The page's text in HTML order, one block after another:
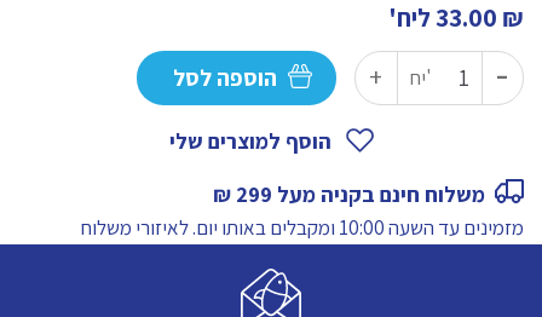
33.00 ₪ ליח'
-
כמות
של
יח' + הוספה לסל
הוסף למוצרים שלי
משלוח חינם בקניה מעל 299 ₪
מזמינים עד השעה 10:00 ומקבלים באותו יום. לאיזורי משלוח